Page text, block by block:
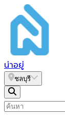
น่าอยู่
ชลบุรี